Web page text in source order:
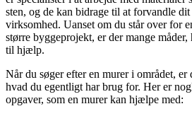
sten, og de kan bidrage til at forvandle
virksomhed. Uanset om du står over for
større byggeprojekt, er der mange
til hjælp.
Når du søger efter en murer i området,
hvad du egentligt har brug for. Her er
opgaver, som en murer kan hjælpe med: